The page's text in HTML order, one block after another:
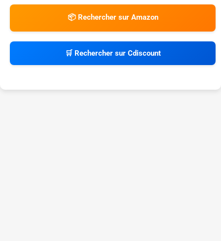
📦 Rechercher sur Amazon
🛒 Rechercher sur Cdiscount